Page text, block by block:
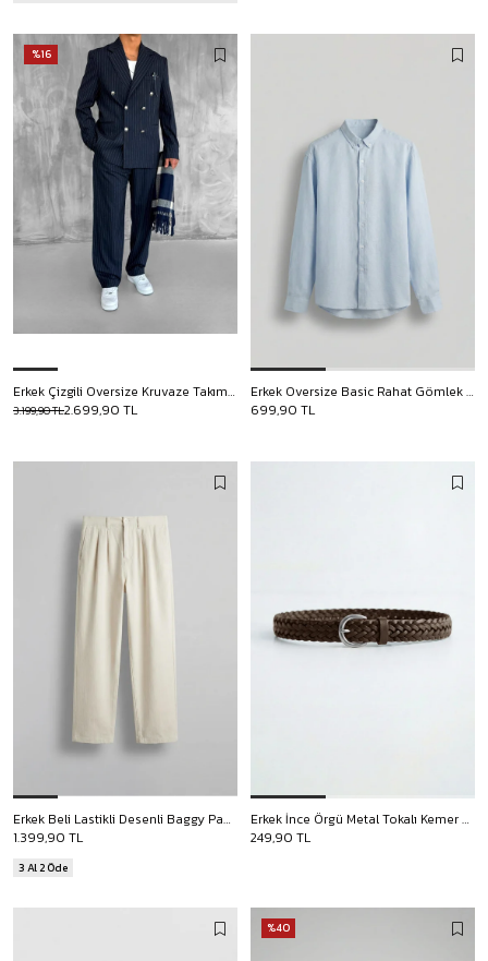
%16
Erkek Çizgili Oversize Kruvaze Takım Elbise Lacivert
2.699,90 TL
3.199,90 TL
Erkek Oversize Basic Rahat Gömlek Açık Mavi
699,90 TL
Erkek Beli Lastikli Desenli Baggy Pantolon Bej
1.399,90 TL
3 Al 2 Öde
Erkek İnce Örgü Metal Tokalı Kemer Kahverengi
249,90 TL
%40